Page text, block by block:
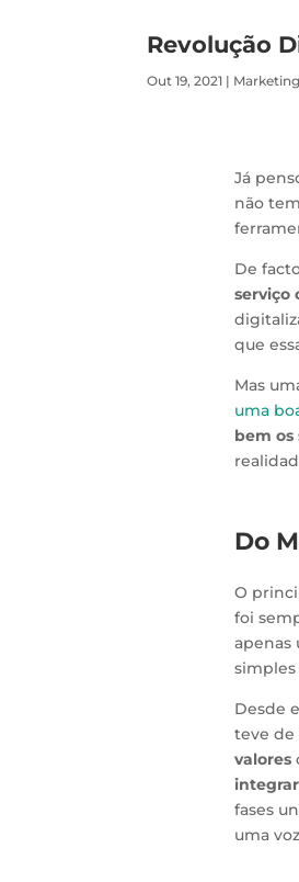
Revolução
Out 19, 2021 |
Já
não
De
serviço
que
Mas
uma
bem os
Do
O
foi
apenas
simples
Desde
teve de
valores
fases
uma